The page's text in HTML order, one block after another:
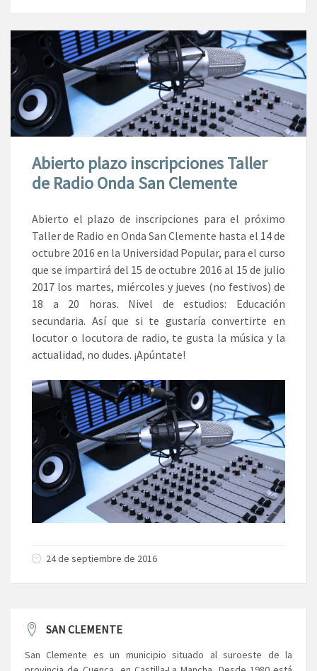
Abierto plazo inscripciones Taller
de Radio Onda San Clemente
Abierto el plazo de inscripciones para el próximo
Taller de Radio en Onda San Clemente hasta el 14 de
octubre 2016 en la Universidad Popular, para el curso
que se impartirá del 15 de octubre 2016 al 15 de julio
2017 los martes, miércoles y jueves (no festivos) de
18 a 20 horas. Nivel de estudios: Educación
secundaria. Así que si te gustaría convertirte en
locutor o locutora de radio, te gusta la música y la
actualidad, no dudes. ¡Apúntate!
24 de septiembre de 2016
SAN CLEMENTE
San Clemente es un municipio situado al suroeste de la